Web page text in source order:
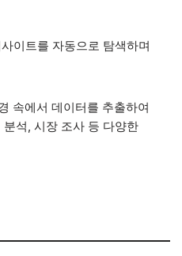
이트를 자동으로 탐색하며
속에서 데이터를 추출하여
분석, 시장 조사 등 다양한